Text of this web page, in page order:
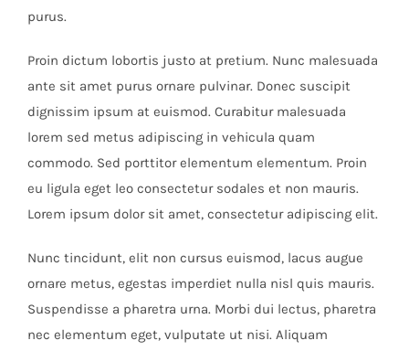
purus.
Proin dictum lobortis justo at pretium. Nunc malesuada
ante sit amet purus ornare pulvinar. Donec suscipit
dignissim ipsum at euismod. Curabitur malesuada
lorem sed metus adipiscing in vehicula quam
commodo. Sed porttitor elementum elementum. Proin
eu ligula eget leo consectetur sodales et non mauris.
Lorem ipsum dolor sit amet, consectetur adipiscing elit.
Nunc tincidunt, elit non cursus euismod, lacus augue
ornare metus, egestas imperdiet nulla nisl quis mauris.
Suspendisse a pharetra urna. Morbi dui lectus, pharetra
nec elementum eget, vulputate ut nisi. Aliquam